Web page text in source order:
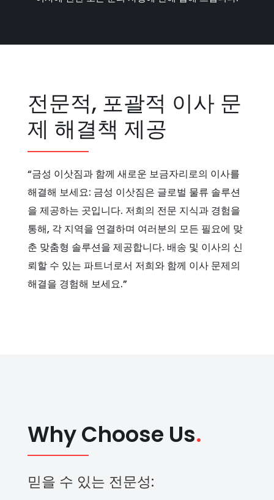
전문적, 포괄적 이사 문
제 해결책 제공
“금성 이삿짐과 함께 새로운 보금자리로의 이사를
해결해 보세요: 금성 이삿짐은 글로벌 물류 솔루션
을 제공하는 곳입니다. 저희의 전문 지식과 경험을
통해, 각 지역을 연결하며 여러분의 모든 필요에 맞
춘 맞춤형 솔루션을 제공합니다. 배송 및 이사의 신
뢰할 수 있는 파트너로서 저희와 함께 이사 문제의
해결을 경험해 보세요.”
Why Choose Us.
믿을 수 있는 전문성: